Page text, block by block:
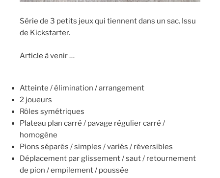
Série de 3 petits jeux qui tiennent dans un sac. Issu
de Kickstarter.
Article à venir …
Atteinte / élimination / arrangement
2 joueurs
Rôles symétriques
Plateau plan carré / pavage régulier carré /
homogène
Pions séparés / simples / variés / réversibles
Déplacement par glissement / saut / retournement
de pion / empilement / poussée